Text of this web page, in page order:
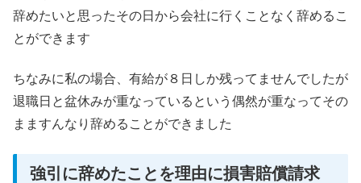
辞めたいと思ったその日から会社に行くことなく辞めるこ
とができます
ちなみに私の場合、有給が８日しか残ってませんでしたが
退職日と盆休みが重なっているという偶然が重なってその
まますんなり辞めることができました
強引に辞めたことを理由に損害賠償請求